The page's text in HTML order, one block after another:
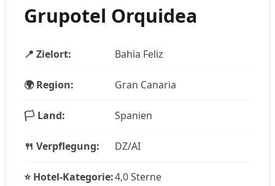
Grupotel Orquidea
📍 Zielort: Bahia Feliz
🌍 Region: Gran Canaria
🏳️ Land: Spanien
🍴 Verpflegung: DZ/AI
⭐ Hotel-Kategorie:4,0 Sterne